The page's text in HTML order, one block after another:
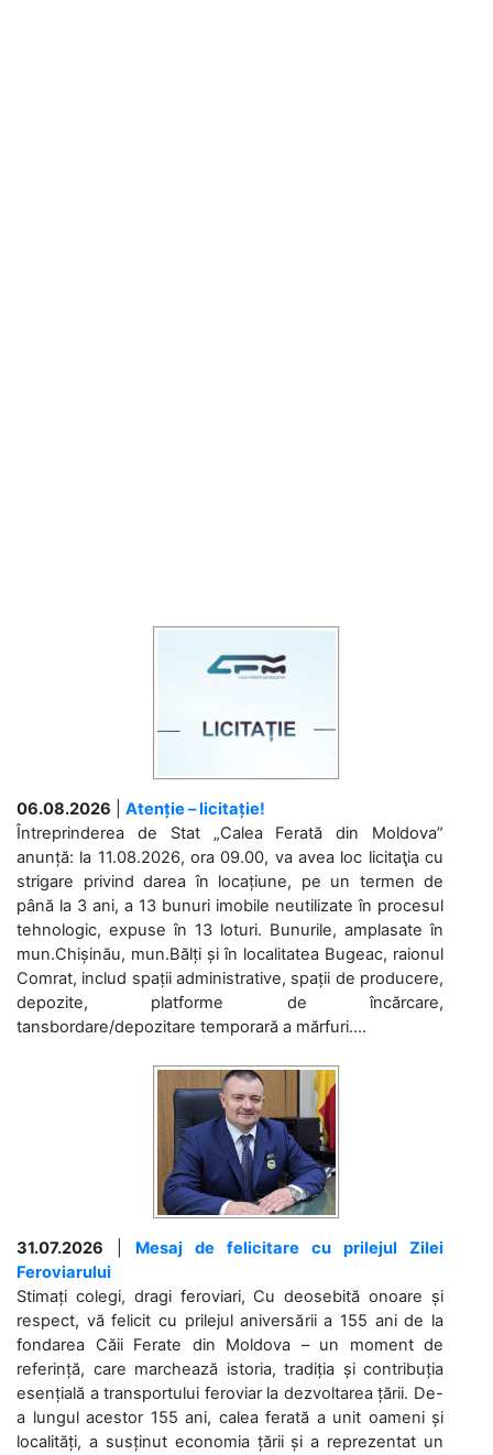
06.08.2026
Atenție – licitație!
Întreprinderea de Stat „Calea Ferată din Moldova”
anunță: la 11.08.2026, ora 09.00, va avea loc licitaţia cu
strigare privind darea în locațiune, pe un termen de
până la 3 ani, a 13 bunuri imobile neutilizate în procesul
tehnologic, expuse în 13 loturi. Bunurile, amplasate în
mun.Chișinău, mun.Bălți și în localitatea Bugeac, raionul
Comrat, includ spații administrative, spații de producere,
depozite, platforme de încărcare,
tansbordare/depozitare temporară a mărfuri....
31.07.2026
Mesaj de felicitare cu prilejul Zilei
Feroviarului
Stimați colegi, dragi feroviari, Cu deosebită onoare și
respect, vă felicit cu prilejul aniversării a 155 ani de la
fondarea Căii Ferate din Moldova – un moment de
referință, care marchează istoria, tradiția și contribuția
esențială a transportului feroviar la dezvoltarea țării. De-
a lungul acestor 155 ani, calea ferată a unit oameni și
localități, a susținut economia țării și a reprezentat un